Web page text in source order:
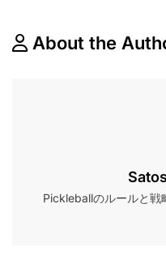
About the
Pickleballのルールと戦